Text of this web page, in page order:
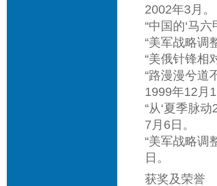
2002年3月。
“中国的‘马
“美军战略调
“美俄针锋相
“路漫漫兮
1999年12月
“从‘夏季脉
7月6日。
“美军战略调
日。
获奖及荣誉